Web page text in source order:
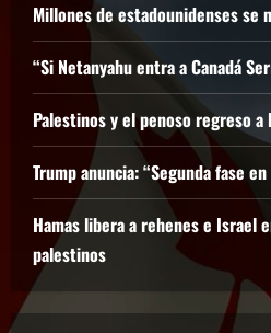
Millones de estadounidenses se
“Si Netanyahu entra a Canadá
Palestinos y el penoso regreso a
Trump anuncia: “Segunda fase
Hamas libera a rehenes e Israel
palestinos